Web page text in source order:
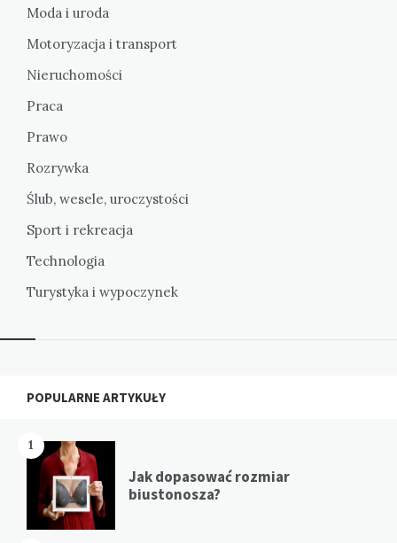
Moda i uroda
Motoryzacja i transport
Nieruchomości
Praca
Prawo
Rozrywka
Ślub, wesele, uroczystości
Sport i rekreacja
Technologia
Turystyka i wypoczynek
Widgets
POPULARNE ARTYKUŁY
1
Jak dopasować rozmiar
biustonosza?